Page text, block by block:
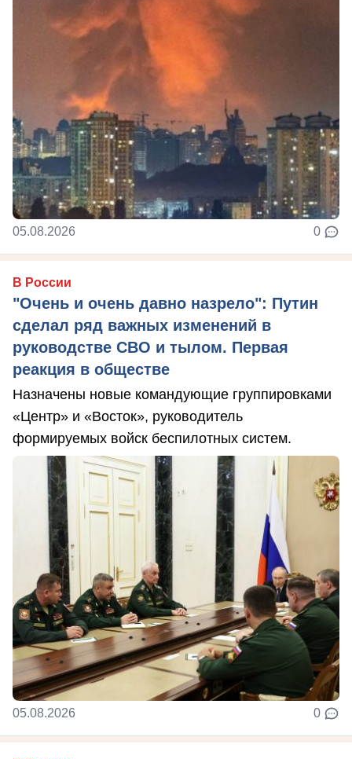
05.08.2026 0
В России
"Очень и очень давно назрело": Путин
сделал ряд важных изменений в
руководстве СВО и тылом. Первая
реакция в обществе
Назначены новые командующие группировками
«Центр» и «Восток», руководитель
формируемых войск беспилотных систем.
05.08.2026 0